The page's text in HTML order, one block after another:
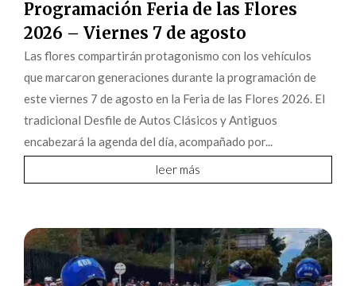
Programación Feria de las Flores
2026 – Viernes 7 de agosto
Las flores compartirán protagonismo con los vehículos
que marcaron generaciones durante la programación de
este viernes 7 de agosto en la Feria de las Flores 2026. El
tradicional Desfile de Autos Clásicos y Antiguos
encabezará la agenda del día, acompañado por...
leer más